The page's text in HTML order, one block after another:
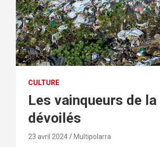
CULTURE
Les vainqueurs de
dévoilés
23 avril 2024 Multipolarra